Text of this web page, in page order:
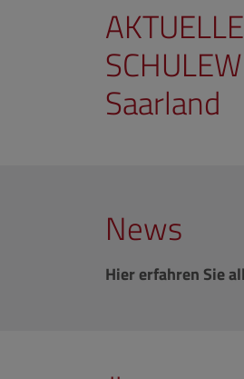
Saarland
News
Hier erfahren Sie